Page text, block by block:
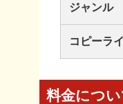
ジャンル
コピーラ
料金につい